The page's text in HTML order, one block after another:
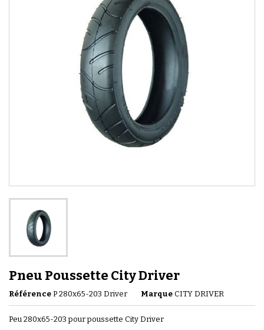
Pneu Poussette City Driver
Référence P 280x65-203 Driver Marque CITY DRIVER
Peu 280x65-203 pour poussette City Driver